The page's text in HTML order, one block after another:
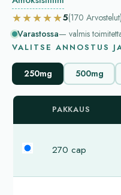
★★★★★5(170 Arvostelut)
Varastossa— valmis
VALITSE ANNOSTUS
250mg 500mg
PAKKAUS
270 cap